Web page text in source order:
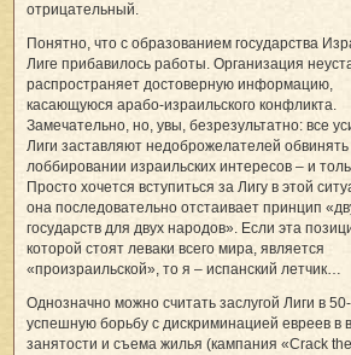
отрицательный.
Понятно, что с образованием государства
Лиге прибавилось работы. Организация
распространяет достоверную информацию,
касающуюся арабо-израильского конфликта.
Замечательно, но, увы, безрезультатно: все
Лиги заставляют недоброжелателей обвинять
лоббировании израильских интересов – и
Просто хочется вступиться за Лигу в этой
она последовательно отстаивает принцип
государств для двух народов». Если эта
которой стоят леваки всего мира, является
«произраильской», то я – испанский летчик…
Однозначно можно считать заслугой Лиги в
успешную борьбу с дискриминацией евреев в
занятости и съема жилья (кампания «Crack the